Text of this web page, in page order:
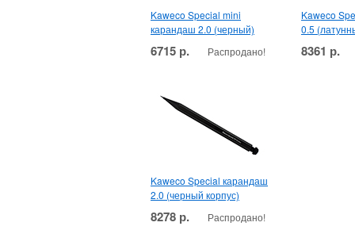
Kaweco Special mini
карандаш 2.0 (черный)
6715 р. Распродано!
Kaweco
0.5
8361 р.
Kaweco Special карандаш
2.0 (черный корпус)
8278 р. Распродано!